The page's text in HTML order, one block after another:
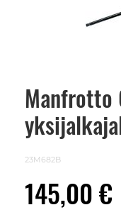
Manfrotto
23M682B
145,00 €
Skip
beginning
images